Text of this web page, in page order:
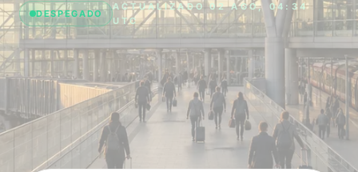
DESPEGADO
ACTUALIZADO 02 AGO, 04:34
UTC